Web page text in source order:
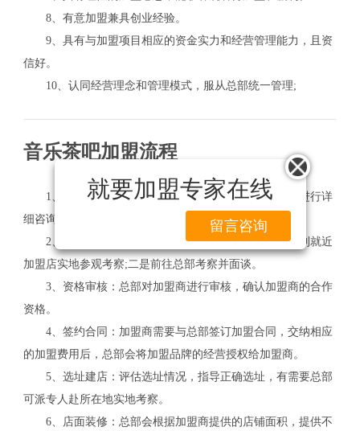
就要加盟专家在线
留言咨询
8、有意加盟兼具创业经验。
9、具有与加盟项目相应的资金实力和经营管理能力，且资
信好。
10、认同经营理念和管理模式，服从总部统一管理;
音乐茶吧加盟流程
1、了解信息：详细浏览加盟信息，向总部取得联系进行详
细咨询。
2、实地考察：实地考察可分为两个重要方面：一是到就近
加盟店实地参观考察;二是前往总部考察并面谈。
3、资格审核：总部对加盟商进行审核，确认加盟商的合作
资格。
4、签约合同：加盟商需要与总部签订加盟合同，交纳相应
的加盟费用后，总部会将加盟品牌的经营授权给加盟商。
5、选址建店：评估选址情况，指导正确选址，有需要总部
可派专人赴所在地实地考察。
6、店面装修：总部会根据加盟商提供的店铺面积，提供不